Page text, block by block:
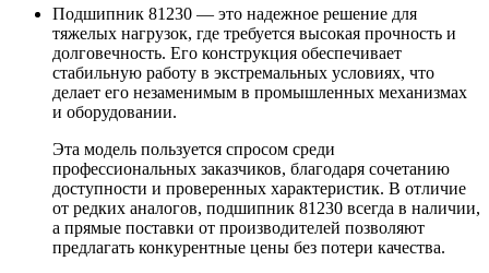
Подшипник 81230 — это надежное решение для
тяжелых нагрузок, где требуется высокая прочность и
долговечность. Его конструкция обеспечивает
стабильную работу в экстремальных условиях, что
делает его незаменимым в промышленных механизмах
и оборудовании.
Эта модель пользуется спросом среди
профессиональных заказчиков, благодаря сочетанию
доступности и проверенных характеристик. В отличие
от редких аналогов, подшипник 81230 всегда в наличии,
а прямые поставки от производителей позволяют
предлагать конкурентные цены без потери качества.